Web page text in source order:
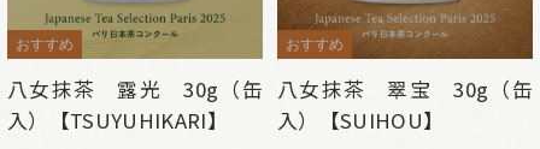
おすすめ
八女抹茶 露光 30g（缶
入）【TSUYUHIKARI】
おすすめ
八女抹茶 翠宝 30g（缶
入）【SUIHOU】